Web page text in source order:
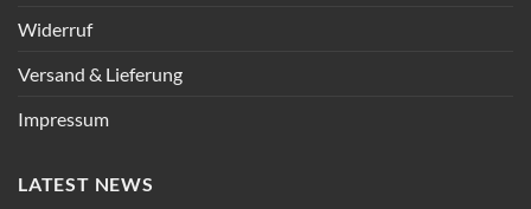
Widerruf
Versand & Lieferung
Impressum
LATEST NEWS